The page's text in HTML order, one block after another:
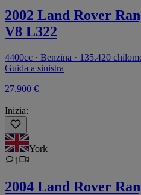
2002 Land Rover
V8 L322
4400cc · Benzina · 135.420
Guida a sinistra
27.900 €
Inizia:
York
1
2004 Land Rover